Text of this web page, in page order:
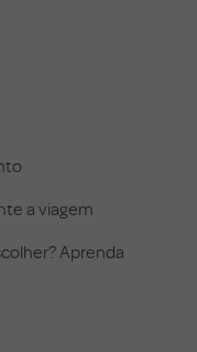
a viagem
Aprenda